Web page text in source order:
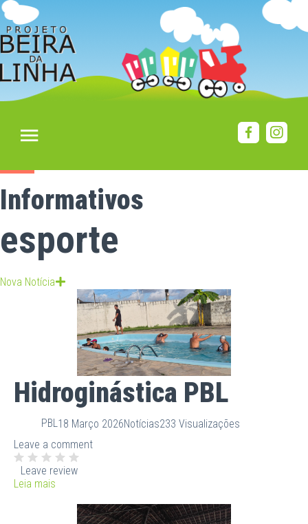
Informativos
esporte
Nova Notícia
Hidroginástica PBL
PBL18 Março 2026Notícias233 Visualizações
Leave a comment
Leave review
Leia mais